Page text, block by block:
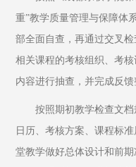
重”教学质量管理与保障体
部全面自查，再通过交叉
相关课程的考核组织、考
内容进行抽查，并完成反馈
按照期初教学检查文
日历、考核方案、课程标
堂教学做好总体设计和前